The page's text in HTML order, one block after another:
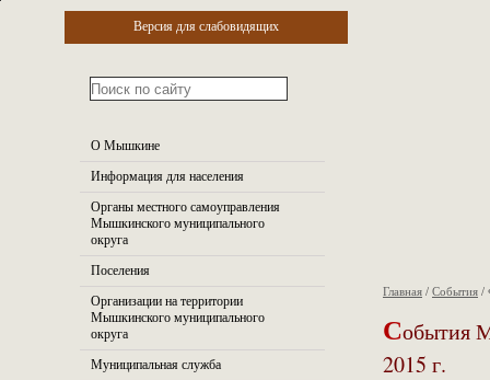
О Мышкине
Информация для населения
Органы местного самоуправления
Мышкинского муниципального
округа
Поселения
Организации на территории
Мышкинского муниципального
округа
Муниципальная служба
Главная / События /
События
2015 г.
Версия для слабовидящих